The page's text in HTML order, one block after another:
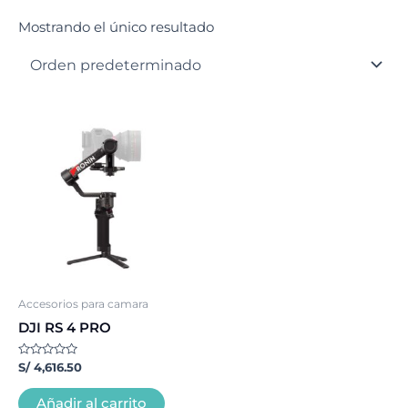
Mostrando el único resultado
Accesorios para camara
DJI RS 4 PRO
Valorado
con
de
S/4,616.50
Añadir al carrito